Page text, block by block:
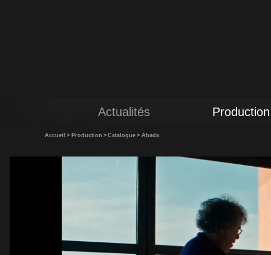
Actualités Production
Accueil > Production > Catalogue > Abada